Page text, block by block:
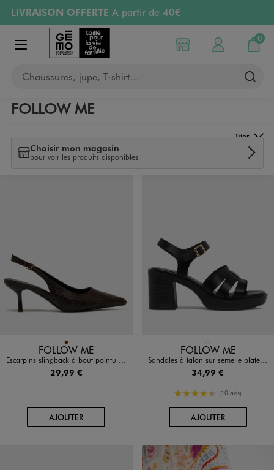
Aller au contenu principal
Aller à la navigation
LIVRAISON OFFERTE A partir de 40€
RETRAIT ET LIVRAISON OFFERTE
en magasin
PAYEZ EN 3x SANS FRAIS
Retours OFFERTS
pendant 30 jours
Afficher le menu
Chaussures, jupe, T-shirt…
Choisir mon magasin
Mon compte
0
Mon
FOLLOW ME
Choisir mon magasin
pour voir les produits disponibles
Trier
Disponible en 1 coloris
MARRON
FOLLOW ME
Escarpins slingback à bout pointu et petit talon fin femme - Follow Me
29,99 €
AJOUTERAU PANIER
Disponible en 1 coloris
FOLLOW ME
Sandales à talon sur semelle plateforme femme - Follow Me
34,99 €
4.5/5 de moyenne
(10 avis)
AJOUTERAU PANIER